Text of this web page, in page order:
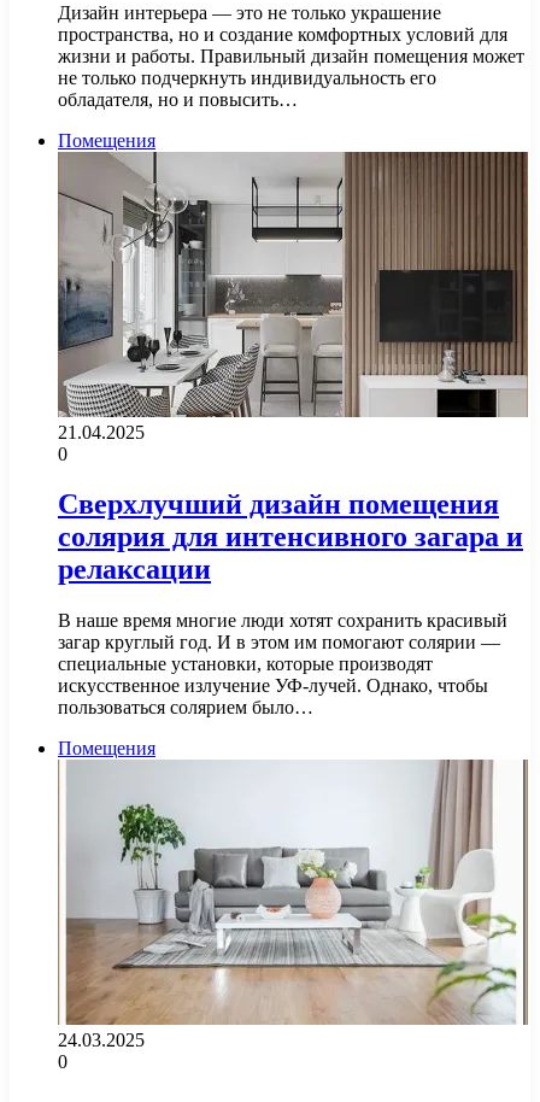
Дизайн интерьера — это не только украшение
пространства, но и создание комфортных условий для
жизни и работы. Правильный дизайн помещения может
не только подчеркнуть индивидуальность его
обладателя, но и повысить…
Помещения
21.04.2025
0
Сверхлучший дизайн помещения
солярия для интенсивного загара и
релаксации
В наше время многие люди хотят сохранить красивый
загар круглый год. И в этом им помогают солярии —
специальные установки, которые производят
искусственное излучение УФ-лучей. Однако, чтобы
пользоваться солярием было…
Помещения
24.03.2025
0